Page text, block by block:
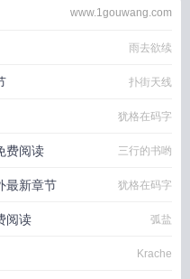
www.1gouwang.com
雨去欲续
扑街天线
犹格在码字
费阅读 三行的书哟
最新章节 犹格在码字
阅读 弧盐
Krache